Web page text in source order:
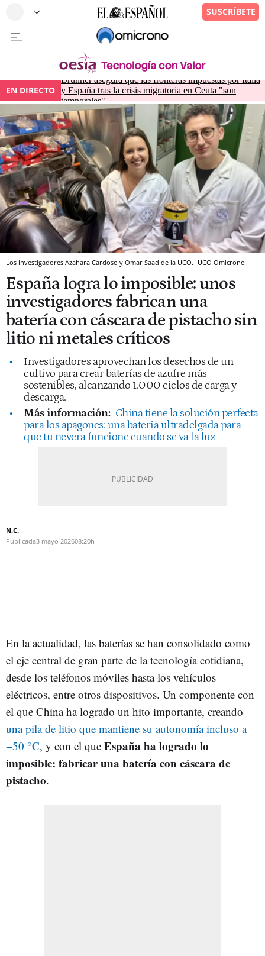
EN DIRECTO
Brunner asegura que las fronteras impuestas por Italia
y España tras la crisis migratoria en Ceuta "son
temporales"
Los investigadores Azahara Cardoso y Omar Saad de la UCO. UCO Omicrono
España logra lo imposible: unos
investigadores fabrican una
batería con cáscara de pistacho sin
litio ni metales críticos
Investigadores aprovechan los desechos de un
cultivo para crear baterías de azufre más
sostenibles, alcanzando 1.000 ciclos de carga y
descarga.
Más información: China tiene la solución perfecta
para los apagones: una batería ultradelgada para
que tu nevera funcione cuando se va la luz
N.C.
Publicada3 mayo 202608:20h
En la actualidad, las baterías se han consolidado como
el eje central de gran parte de la tecnología cotidiana,
desde los teléfonos móviles hasta los vehículos
eléctricos, entre otros dispositivos. Un componente con
el que China ha logrado un hito importante, creando
una pila de litio que mantiene su autonomía incluso a
−50 °C, y con el que España ha logrado lo
imposible: fabricar una batería con cáscara de
pistacho.